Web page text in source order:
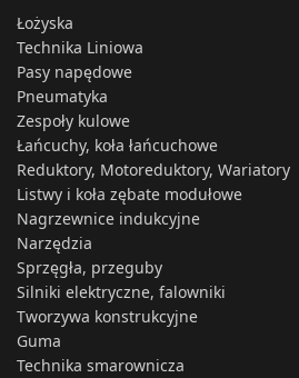
Łożyska
Technika Liniowa
Pasy napędowe
Pneumatyka
Zespoły kulowe
Łańcuchy, koła łańcuchowe
Reduktory, Motoreduktory, Wariatory
Listwy i koła zębate modułowe
Nagrzewnice indukcyjne
Narzędzia
Sprzęgła, przeguby
Silniki elektryczne, falowniki
Tworzywa konstrukcyjne
Guma
Technika smarownicza